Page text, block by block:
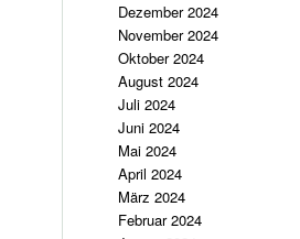
Dezember 2024
November 2024
Oktober 2024
August 2024
Juli 2024
Juni 2024
Mai 2024
April 2024
März 2024
Februar 2024